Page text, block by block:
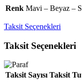
Renk Mavi – Beyaz –
Taksit Seçenekleri
Taksit Seçenekleri
Taksit Sayısı Taksit